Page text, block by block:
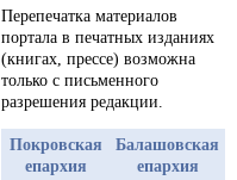
Перепечатка материалов
портала в печатных изданиях
(книгах, прессе) возможна
только с письменного
разрешения редакции.
Покровская
епархия
Балашовская
епархия